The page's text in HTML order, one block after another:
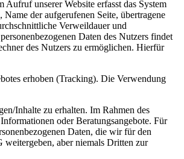
unserer Website erfasst das System
der aufgerufenen Seite, übertragene
Verweildauer und
Daten des Nutzers findet
des Nutzers zu ermöglichen. Hierfür
erhoben (Tracking). Die Verwendung
Inhalte zu erhalten. Im Rahmen des
oder Beratungsangebote. Für
Daten, die wir für den
aber niemals Dritten zur